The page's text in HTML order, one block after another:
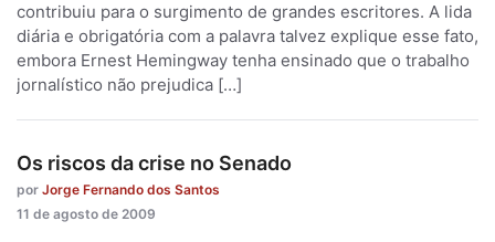
contribuiu para o surgimento de grandes escritores. A lida
diária e obrigatória com a palavra talvez explique esse fato,
embora Ernest Hemingway tenha ensinado que o trabalho
jornalístico não prejudica […]
Os riscos da crise no Senado
por Jorge Fernando dos Santos
11 de agosto de 2009